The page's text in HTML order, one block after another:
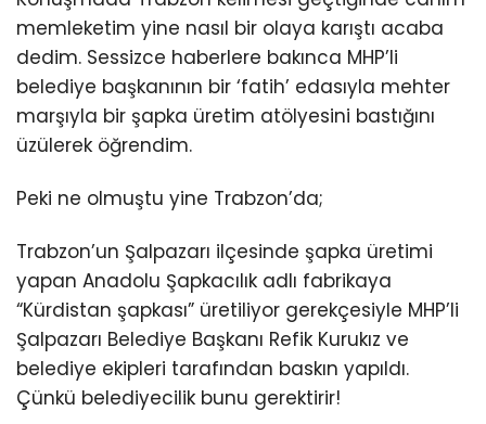
memleketim yine nasıl bir olaya karıştı acaba
dedim. Sessizce haberlere bakınca MHP’li
belediye başkanının bir ‘fatih’ edasıyla mehter
marşıyla bir şapka üretim atölyesini bastığını
üzülerek öğrendim.
Peki ne olmuştu yine Trabzon’da;
Trabzon’un Şalpazarı ilçesinde şapka üretimi
yapan Anadolu Şapkacılık adlı fabrikaya
“Kürdistan şapkası” üretiliyor gerekçesiyle MHP’li
Şalpazarı Belediye Başkanı Refik Kurukız ve
belediye ekipleri tarafından baskın yapıldı.
Çünkü belediyecilik bunu gerektirir!